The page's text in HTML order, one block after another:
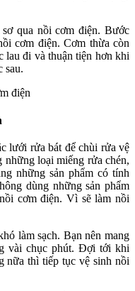
qua nồi cơm điện. Bước
cơm điện. Cơm thừa còn
lau đi và thuận tiện hơn khi
sau.
lưới rửa bát để chùi rửa vệ
loại miếng rửa chén,
những sản phẩm có tính
dùng những sản phẩm
cơm điện. Vì sẽ làm nồi
làm sạch. Bạn nên mang
vài chục phút. Đợi tới khi
nữa thì tiếp tục vệ sinh nồi